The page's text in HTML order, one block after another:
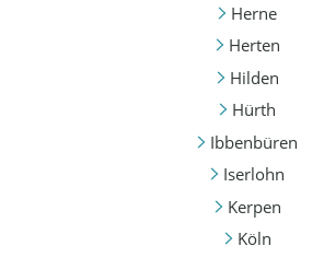
Herne
Herten
Hilden
Hürth
Ibbenbüren
Iserlohn
Kerpen
Köln